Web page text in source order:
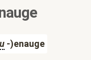
-)enauge